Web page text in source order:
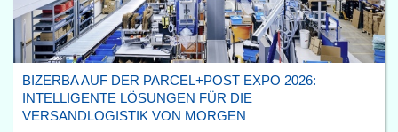
BIZERBA AUF DER PARCEL+POST EXPO 2026:
INTELLIGENTE LÖSUNGEN FÜR DIE
VERSANDLOGISTIK VON MORGEN